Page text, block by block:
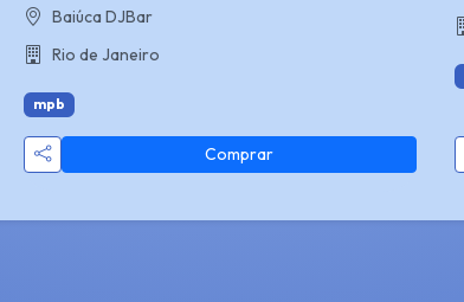
Baiúca DJBar
Rio de Janeiro
mpb
Comprar